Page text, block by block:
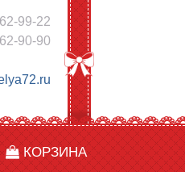
99-22
90-90
КОРЗИНА